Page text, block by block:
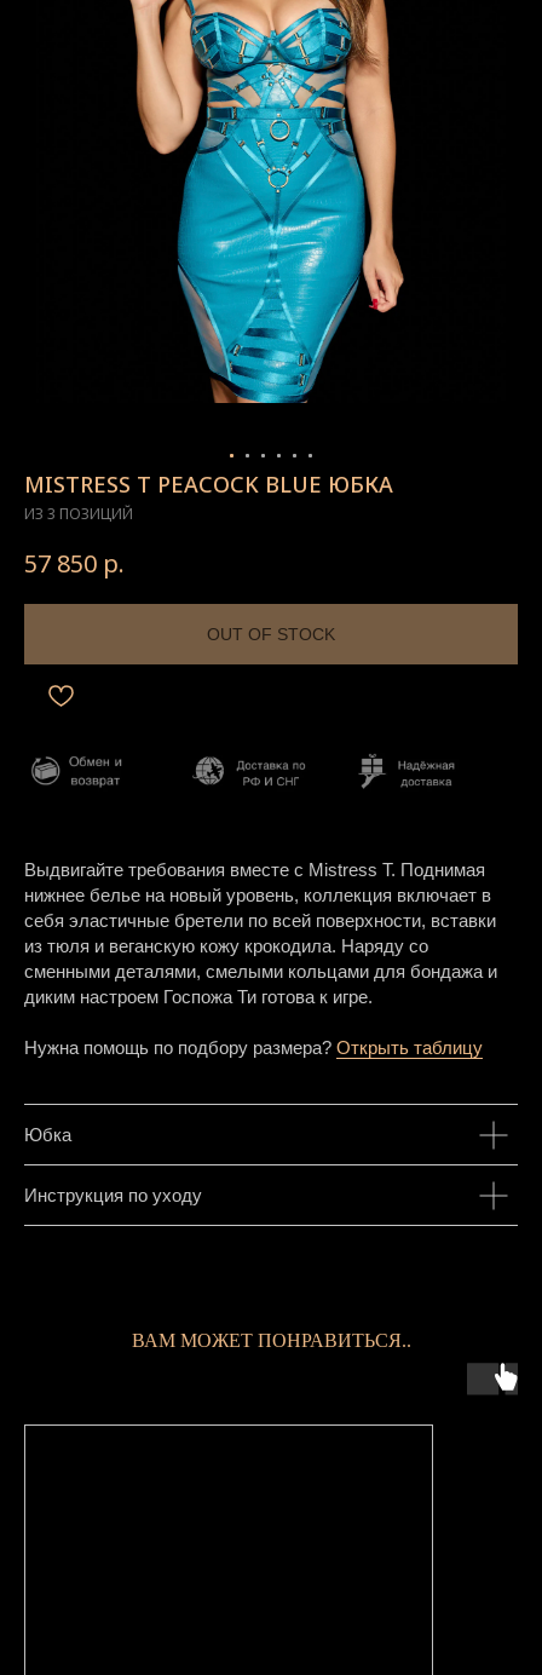
MISTRESS T PEACOCK BLUE ЮБКА
ИЗ 3 ПОЗИЦИЙ
57 850 р.
OUT OF STOCK
Выдвигайте требования вместе с Mistress T. Поднимая
нижнее белье на новый уровень, коллекция включает в
себя эластичные бретели по всей поверхности, вставки
из тюля и веганскую кожу крокодила. Наряду со
сменными деталями, смелыми кольцами для бондажа и
диким настроем Госпожа Ти готова к игре.
Нужна помощь по подбору размера? Открыть таблицу
Юбка
Инструкция по уходу
ВАМ МОЖЕТ ПОНРАВИТЬСЯ..